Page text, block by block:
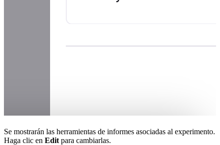
Se mostrarán las herramientas de informes asociadas al experimento.
Haga clic en Edit para cambiarlas.